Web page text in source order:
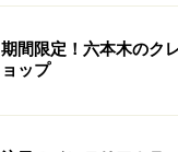
期間限定！六本木のク
ョップ